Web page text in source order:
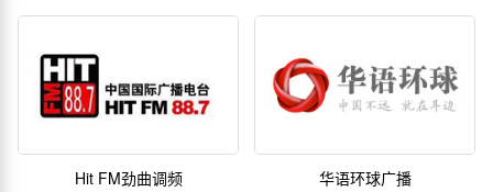
Hit FM劲曲调频 华语环球广播